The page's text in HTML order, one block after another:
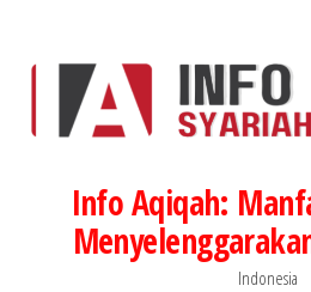
Info Aqiqah:
Indonesia